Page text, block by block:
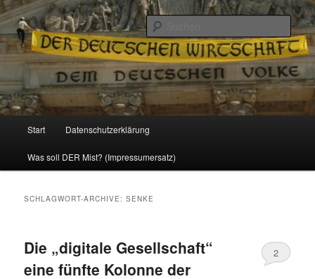
Reizzentrum
Politik, Wirtschaft, Soziales und Gesellschaft
Zum
Inhalt
Zum
sekundären
Start Datenschutzerklärung
Was soll DER Mist? (Impressumersatz)
SCHLAGWORT-ARCHIVE:SENKE
Die „digitale Gesellschaft“
eine fünfte Kolonne der
2